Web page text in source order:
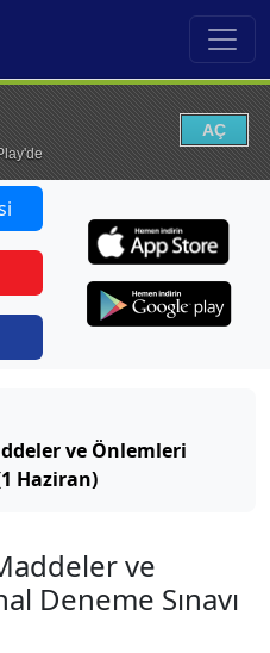
AÇ
ve Önlemleri
Haziran)
ve
Deneme Sınavı